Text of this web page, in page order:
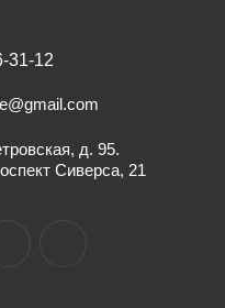
31-12
д. 95.
Сиверса, 21